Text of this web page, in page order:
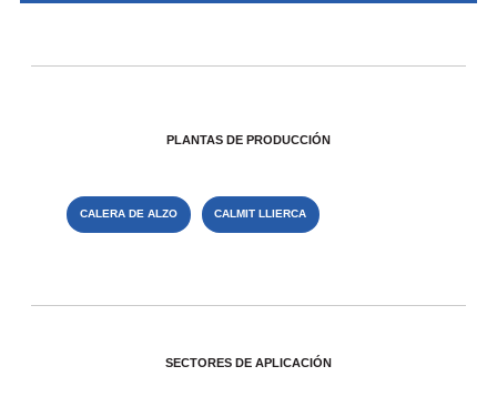
PLANTAS DE PRODUCCIÓN
CALERA DE ALZO CALMIT LLIERCA
SECTORES DE APLICACIÓN